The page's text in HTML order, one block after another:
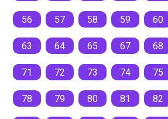
56 57 58 59 60
63 64 65 67 68
71 72 73 74 75
78 79 80 81 82